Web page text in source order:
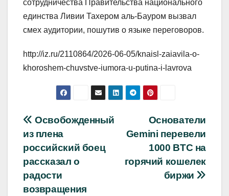
сотрудничества Правительства национального
единства Ливии Тахером аль-Бауром вызвал
смех аудитории, пошутив о языке переговоров.
http://iz.ru/2110864/2026-06-05/knaisl-zaiavila-o-
khoroshem-chuvstve-iumora-u-putina-i-lavrova
Навигация
по
записям
Основатели
Gemini перевели
1000 BTC на
горячий кошелек
биржи
Освобожденный
из плена
российский боец
рассказал о
радости
возвращения